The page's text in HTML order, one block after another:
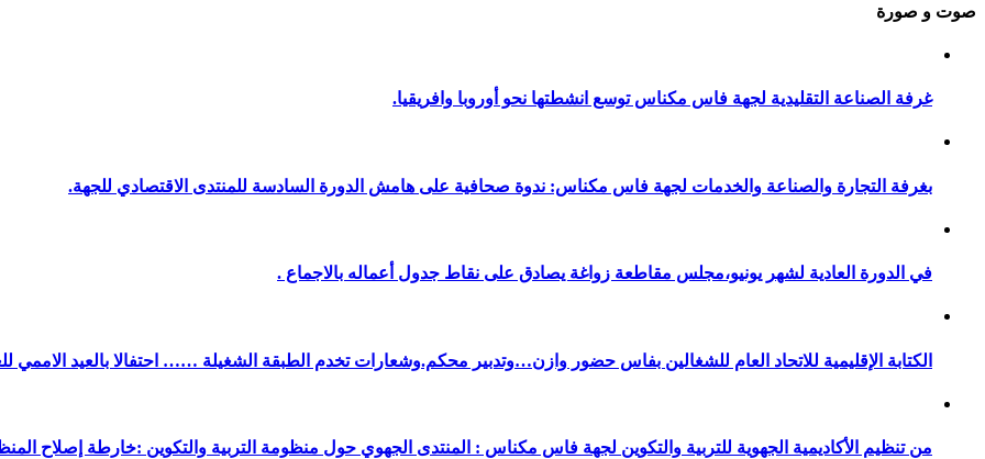
صوت و صورة
غرفة الصناعة التقليدية لجهة فاس مكناس توسع انشطتها نحو أوروبا وافريقيا.
بغرفة التجارة والصناعة والخدمات لجهة فاس مكناس: ندوة صحافية على هامش الدورة السادسة للمنتدى الاقتصادي للجهة.
في الدورة العادية لشهر يونيو،مجلس مقاطعة زواغة يصادق على نقاط جدول أعماله بالاجماع .
الكتابة الإقليمية للاتحاد العام للشغالين بفاس حضور وازن…وتدبير محكم.وشعارات تخدم الطبقة الشغيلة …… احتفالا بالعيد الاممي
من تنظيم الأكاديمية الجهوية للتربية والتكوين لجهة فاس مكناس : المنتدى الجهوي حول منظومة التربية والتكوين :خارطة إصلاح